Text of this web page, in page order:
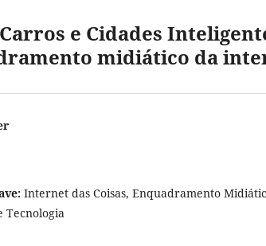
Carros e Cidades
midiático da
Internet das Coisas, Enquadramento
Tecnologia